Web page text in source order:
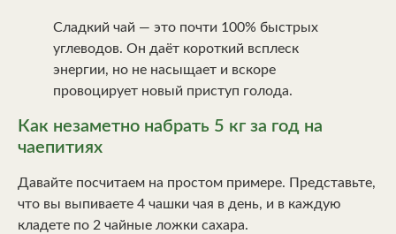
Сладкий чай — это почти 100% быстрых
углеводов. Он даёт короткий всплеск
энергии, но не насыщает и вскоре
провоцирует новый приступ голода.
Как незаметно набрать 5 кг за год на
чаепитиях
Давайте посчитаем на простом примере. Представьте,
что вы выпиваете 4 чашки чая в день, и в каждую
кладете по 2 чайные ложки сахара.